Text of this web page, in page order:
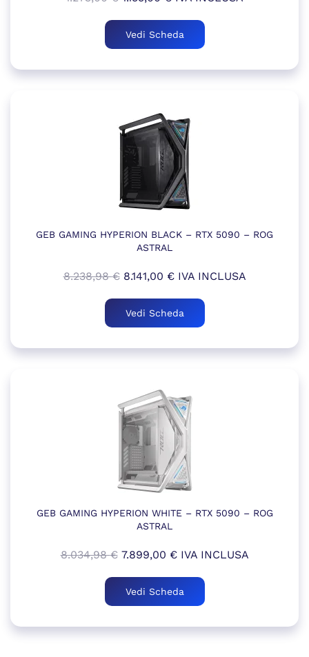
originale
era:
attuale
è:
Vedi Scheda
GEB GAMING HYPERION BLACK – RTX 5090 – ROG
ASTRAL
8.238,98€ Il
originale
era:
8.141,00 €Il
attuale
è:
IVA INCLUSA
Vedi Scheda
GEB GAMING HYPERION WHITE – RTX 5090 – ROG
ASTRAL
8.034,98€ Il
originale
era:
7.899,00 €Il
attuale
è:
IVA INCLUSA
Vedi Scheda